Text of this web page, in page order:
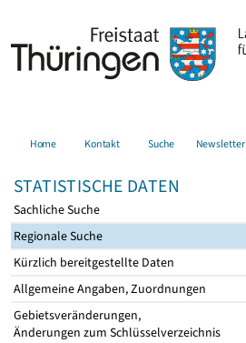
Home Kontakt Suche Newsletter
STATISTISCHE DATEN
Sachliche Suche
Regionale Suche
Kürzlich bereitgestellte Daten
Allgemeine Angaben, Zuordnungen
Gebietsveränderungen,
Änderungen zum Schlüsselverzeichnis